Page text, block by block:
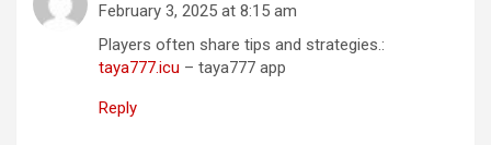
February 3, 2025 at 8:15 am
Players often share tips and strategies.:
taya777.icu – taya777 app
Reply